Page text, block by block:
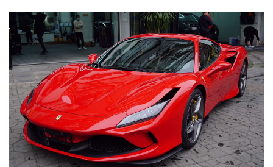
现在车已经成为家庭的必备品，车有使用年限，我们有钱也不会天天换新车，所以对于大家可以选择贴漆面保护膜，究竟贴漆面保护膜有什么没有好处呢？
隐形车衣是具有强的韧性，一般的小刮小擦都不会直接伤害到它，而且他还会进行自动修复。开车在路上遇到发生追尾，刮擦的情况，爱车的人都知道，忧愁的是车留下了刮痕，颜值下降。这些漆面保护膜可以为你解决。
其次，爱美之心，贴隐形车衣能将漆面的亮度提高30%以上，打蜡、镀晶、等都不再需要。
虽然说漆面保护膜相比镀晶等价格较高，但是好处同时也是相当明显的。成都车身贴膜